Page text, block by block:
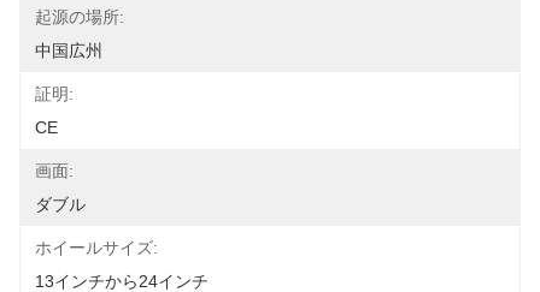
起源の場所:
中国広州
証明:
CE
画面:
ダブル
ホイールサイズ:
13インチから24インチ